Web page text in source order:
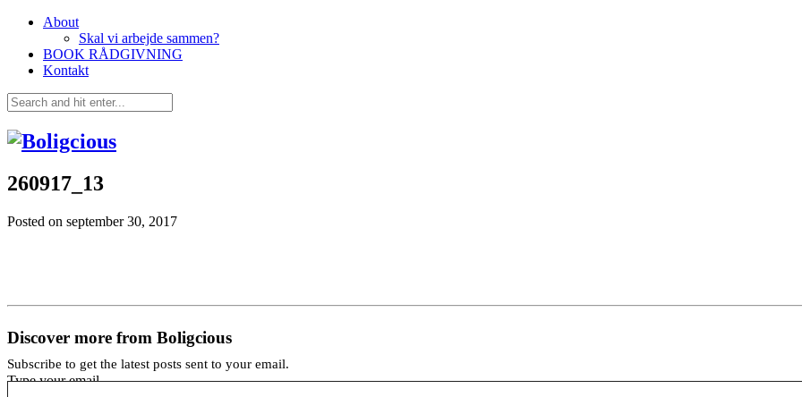
About
Skal vi arbejde sammen?
BOOK RÅDGIVNING
Kontakt
260917_13
Posted on september 30, 2017
Discover more from Boligcious
Subscribe to get the latest posts sent to your email.
Type your email…